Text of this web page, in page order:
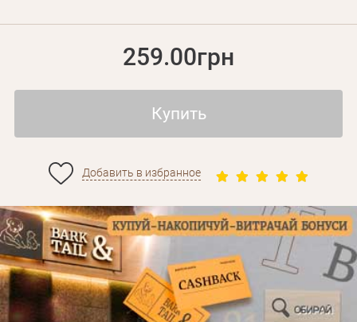
259.00грн
Купить
Добавить в избранное